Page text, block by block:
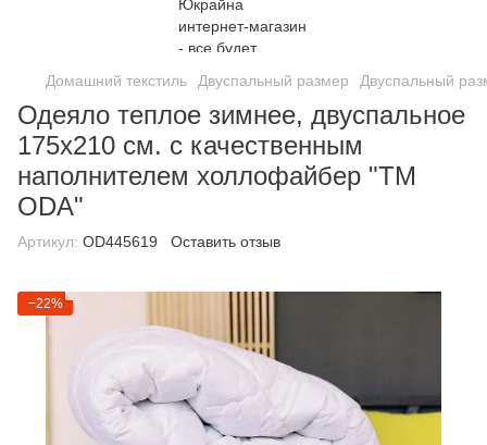
Домашний текстиль Двуспальный размер Двуспальный
Одеяло теплое зимнее, двуспальное
175х210 см. с качественным
наполнителем холлофайбер "ТМ
ODA"
Артикул: ОD445619 Оставить отзыв
−22%